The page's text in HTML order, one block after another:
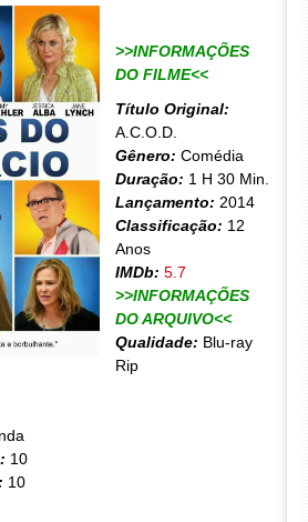
>>INFORMAÇÕES
DO FILME<<
Título Original:
A.C.O.D.
Gênero: Comédia
Duração: 1 H 30 Min.
Lançamento: 2014
Classificação: 12
Anos
IMDb: 5.7
>>INFORMAÇÕES
DO ARQUIVO<<
Qualidade: Blu-ray
Rip
10
10